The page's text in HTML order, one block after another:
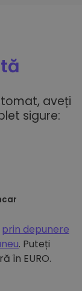
aveți
sigure:
prin depunere
. Puteți
în EURO.